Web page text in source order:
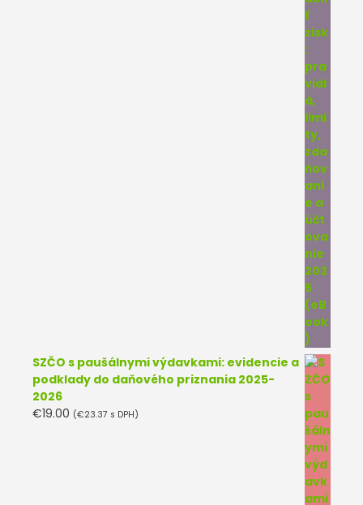
SZČO s paušálnymi výdavkami: evidencie a
podklady do daňového priznania 2025-
2026
€19.00 (€23.37 s DPH)